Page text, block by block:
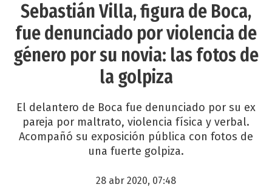
Sebastián Villa, figura de Boca,
fue denunciado por violencia de
género por su novia: las fotos de
la golpiza
El delantero de Boca fue denunciado por su ex
pareja por maltrato, violencia física y verbal.
Acompañó su exposición pública con fotos de
una fuerte golpiza.
28 abr 2020, 07:48